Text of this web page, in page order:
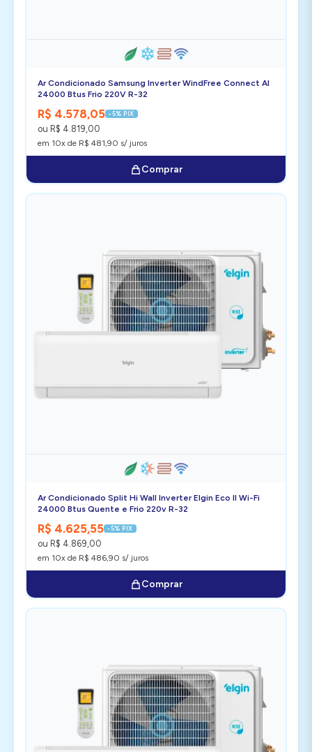
Ar Condicionado Samsung Inverter WindFree Connect AI
24000 Btus Frio 220V R-32
R$ 4.578,05 -5% PIX
ou R$ 4.819,00
em 10x de R$ 481,90 s/ juros
Comprar
Ar Condicionado Split Hi Wall Inverter Elgin Eco II Wi-Fi
24000 Btus Quente e Frio 220v R-32
R$ 4.625,55 -5% PIX
ou R$ 4.869,00
em 10x de R$ 486,90 s/ juros
Comprar